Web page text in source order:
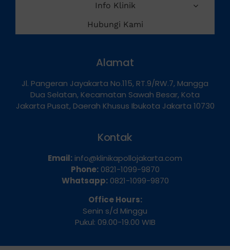
Info Klinik
Hubungi Kami
Alamat
Jl. Pangeran Jayakarta No.115, RT.9/RW.7, Mangga
Dua Selatan, Kecamatan Sawah Besar, Kota
Jakarta Pusat, Daerah Khusus Ibukota Jakarta 10730
Kontak
Email: info@klinikapollojakarta.com
Phone:0821-1099-9870
Whatsapp:0821-1099-9870
Office Hours:
Senin s/d Minggu
Pukul: 09.00-19.00 WIB